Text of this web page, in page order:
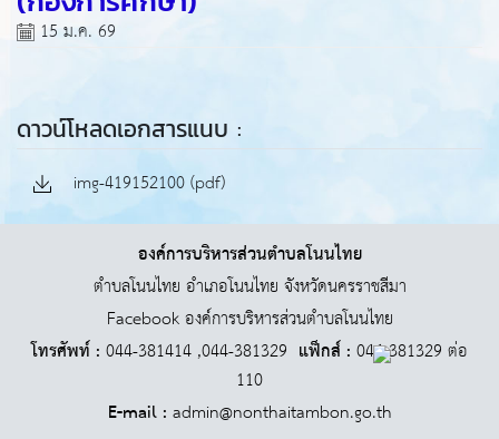
15 ม.ค. 69
ดาวน์โหลดเอกสารแนบ :
img-419152100 (pdf)
องค์การบริหารส่วนตำบลโนนไทย
ตำบลโนนไทย อำเภอโนนไทย จังหวัดนครราชสีมา
Facebook องค์การบริหารส่วนตำบลโนนไทย
โทรศัพท์ : 044-381414 ,044-381329 แฟ็กส์ : 044-381329 ต่อ
110
E-mail : admin@nonthaitambon.go.th